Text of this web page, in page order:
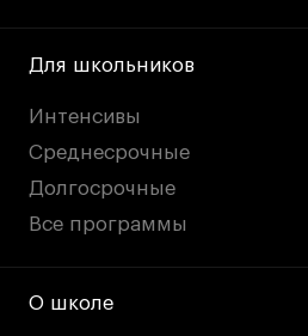
Для школьников
Интенсивы
Среднесрочные
Долгосрочные
Все программы
О школе